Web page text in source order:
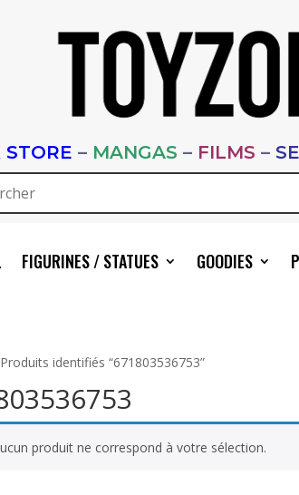
STORE – MANGAS– FILMS –
FIGURINES / STATUES GOODIES
identifiés “671803536753”
produit ne correspond à votre sélection.